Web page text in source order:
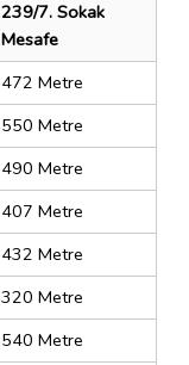
239/7. Sokak
Mesafe
472 Metre
550 Metre
490 Metre
407 Metre
432 Metre
320 Metre
540 Metre